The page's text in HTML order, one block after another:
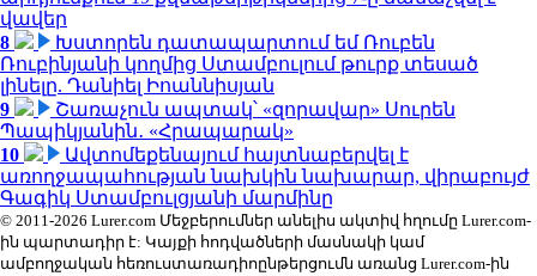
վավեր
8
Խստորեն դատապարտում եմ Ռուբեն
Ռուբինյանի կողմից Ստամբուլում թուրք տեսած
լինելը. Դանիել Իոաննիսյան
9
Շառաչուն ապտակ՝ «զորավար» Սուրեն
Պապիկյանին․ «Հրապարակ»
10
Ավտոմեքենայում հայտնաբերվել է
առողջապահության նախկին նախարար, վիրաբույժ
Գագիկ Ստամբուլցյանի մարմինը
© 2011-2026 Lurer.com Մեջբերումներ անելիս ակտիվ հղումը Lurer.com-
ին պարտադիր է: Կայքի հոդվածների մասնակի կամ
ամբողջական հեռուստառադիոընթերցումն առանց Lurer.com-ին